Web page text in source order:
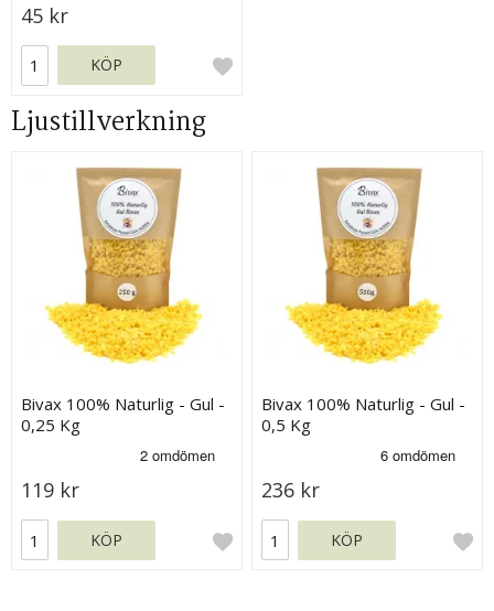
45 kr
KÖP
Ljustillverkning
Bivax 100% Naturlig - Gul -
0,25 Kg
119 kr
KÖP
Bivax 100% Naturlig - Gul -
0,5 Kg
236 kr
KÖP